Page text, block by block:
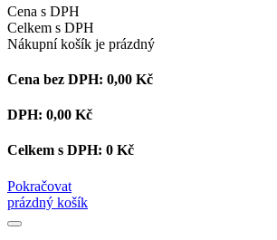
Cena s DPH
Celkem s DPH
Nákupní košík je prázdný
Cena bez DPH: 0,00 Kč
DPH: 0,00 Kč
Celkem s DPH: 0 Kč
Pokračovat
prázdný košík